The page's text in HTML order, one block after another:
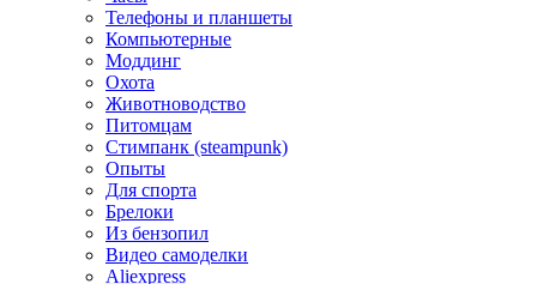
Телефоны и планшеты
Компьютерные
Моддинг
Охота
Животноводство
Питомцам
Стимпанк (steampunk)
Опыты
Для спорта
Брелоки
Из бензопил
Видео самоделки
Aliexpress